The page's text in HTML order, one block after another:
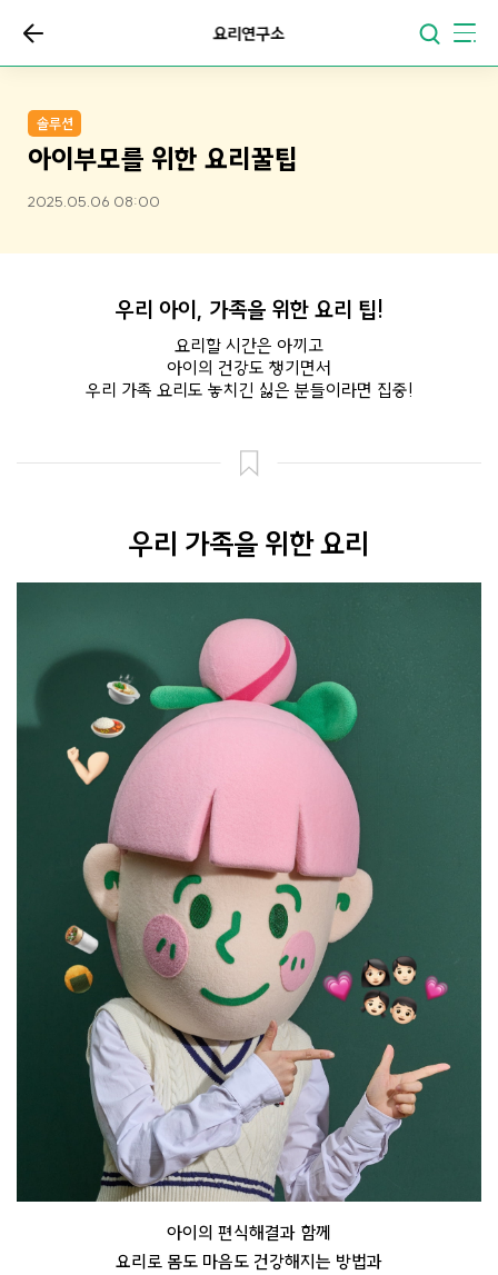
요리연구소
솔루션
아이부모를 위한 요리꿀팁
2025.05.06 08:00
우리 아이, 가족을 위한 요리 팁!
요리할 시간은 아끼고
아이의 건강도 챙기면서
우리 가족 요리도 놓치긴 싫은 분들이라면 집중!
우리 가족을 위한 요리
아이의 편식해결과 함께
요리로 몸도 마음도 건강해지는 방법과